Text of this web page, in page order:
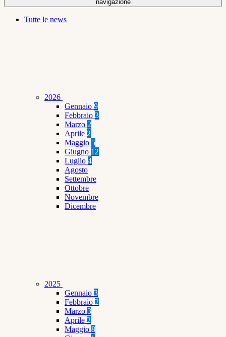
navigazione
Tutte le news
2026
Gennaio 9
Febbraio 3
Marzo 2
Aprile 2
Maggio 5
Giugno 12
Luglio 4
Agosto
Settembre
Ottobre
Novembre
Dicembre
2025
Gennaio 3
Febbraio 2
Marzo 3
Aprile 2
Maggio 8